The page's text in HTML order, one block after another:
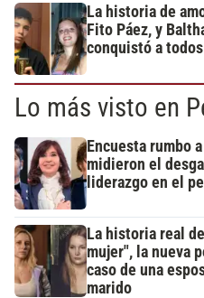
La historia de
Fito Páez, y
conquistó a
Lo más visto en
Encuesta rumbo
midieron el
liderazgo en el
La historia real
mujer", la nueva
caso de una
marido